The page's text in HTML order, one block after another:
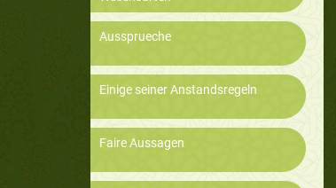
Aussprueche
Einige seiner Anstandsregeln
Faire Aussagen